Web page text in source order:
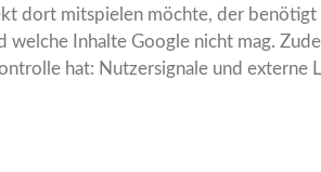
dort mitspielen möchte, der benötigt
Inhalte Google nicht mag.
hat: Nutzersignale und externe